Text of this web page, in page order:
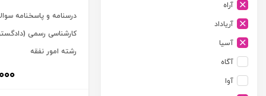
آراه
آریاداد
آسیا
آگاه
آوا
درسنامه و پاسخنامه
کارشناسی رسمی
رشته امور نفقه